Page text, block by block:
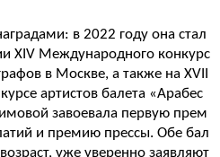
в 2022 году она стал
XIV Международного конкурс
в Москве, а также на XVII
артистов балета «Арабес
завоевала первую прем
и премию прессы. Обе бал
уже уверенно заявляют